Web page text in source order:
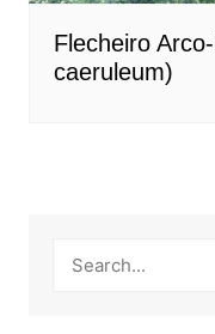
Flecheiro
caeruleum)